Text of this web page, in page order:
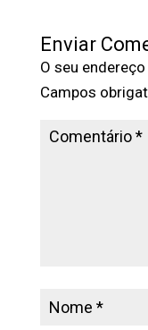
Enviar
O seu
Campos